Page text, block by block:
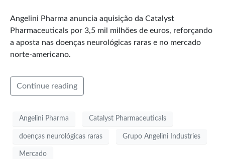
Angelini Pharma anuncia aquisição da Catalyst
Pharmaceuticals por 3,5 mil milhões de euros, reforçando
a aposta nas doenças neurológicas raras e no mercado
norte-americano.
Continue reading
Angelini Pharma Catalyst Pharmaceuticals
doenças neurológicas raras Grupo Angelini Industries
Mercado